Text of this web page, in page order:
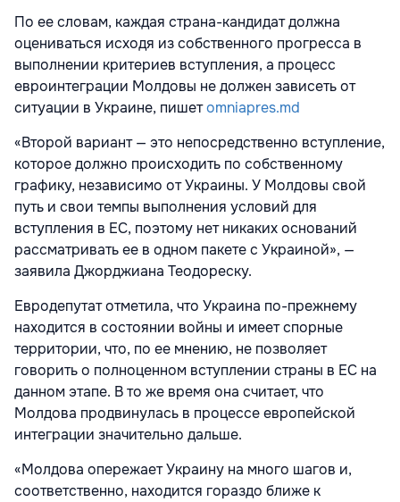
По ее словам, каждая страна-кандидат должна
оцениваться исходя из собственного прогресса в
выполнении критериев вступления, а процесс
евроинтеграции Молдовы не должен зависеть от
ситуации в Украине, пишетomniapres.md
«Второй вариант — это непосредственно вступление,
которое должно происходить по собственному
графику, независимо от Украины. У Молдовы свой
путь и свои темпы выполнения условий для
вступления в ЕС, поэтому нет никаких оснований
рассматривать ее в одном пакете с Украиной», —
заявила Джорджиана Теодореску.
Евродепутат отметила, что Украина по-прежнему
находится в состоянии войны и имеет спорные
территории, что, по ее мнению, не позволяет
говорить о полноценном вступлении страны в ЕС на
данном этапе. В то же время она считает, что
Молдова продвинулась в процессе европейской
интеграции значительно дальше.
«Молдова опережает Украину на много шагов и,
соответственно, находится гораздо ближе к